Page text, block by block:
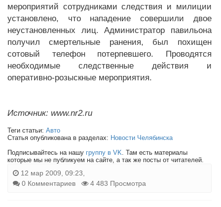
мероприятий сотрудниками следствия и милиции
установлено, что нападение совершили двое
неустановленных лиц. Администратор павильона
получил смертельные ранения, был похищен
сотовый телефон потерпевшего. Проводятся
необходимые следственные действия и
оперативно-розыскные мероприятия.
Источник: www.nr2.ru
Теги статьи: Авто
Статья опубликована в разделах: Новости Челябинска
Подписывайтесь на нашу группу в VK. Там есть материалы
которые мы не публикуем на сайте, а так же посты от читателей.
12 мар 2009, 09:23,
0 Комментариев
4 483 Просмотра